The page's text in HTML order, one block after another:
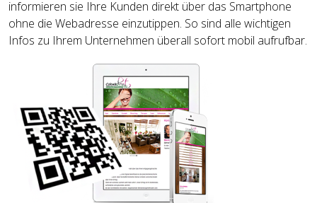
informieren sie Ihre Kunden direkt über das Smartphone
ohne die Webadresse einzutippen. So sind alle wichtigen
Infos zu Ihrem Unternehmen überall sofort mobil aufrufbar.